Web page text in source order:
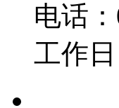
电话
工作